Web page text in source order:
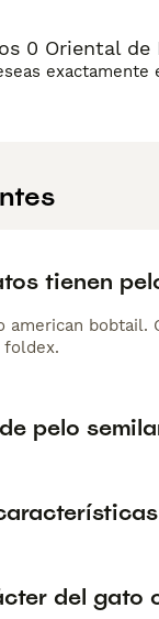
0 Oriental
exactamente
tienen
american bobtail.
foldex.
pelo
del gato